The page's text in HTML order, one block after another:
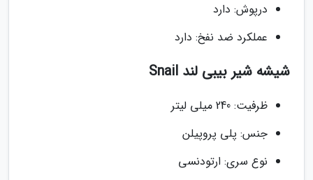
درپوش: دارد
عملکرد ضد نفخ: دارد
شیشه شیر بیبی لند Snail
ظرفیت: 240 میلی لیتر
جنس: پلی پروپیلن
نوع سری: ارتودنسی